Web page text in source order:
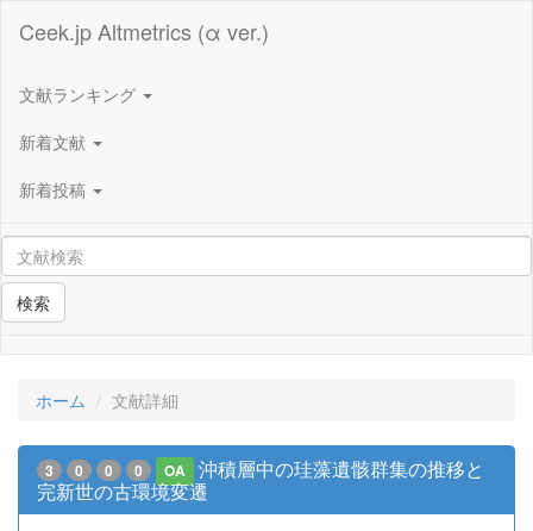
Ceek.jp Altmetrics (α ver.)
文献ランキング
新着文献
新着投稿
検索
ホーム 文献詳細
3 0 0 0 OA
沖積層中の珪藻遺骸群集の推移と
完新世の古環境変遷